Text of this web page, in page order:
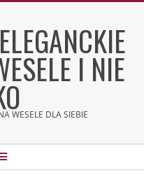
I NIE
WESELE DLA SIEBIE